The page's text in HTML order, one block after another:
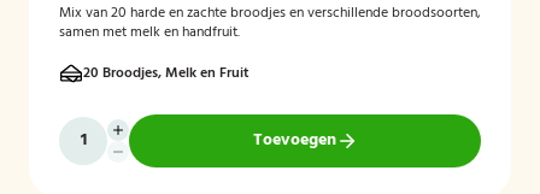
Mix van 20 harde en zachte broodjes en verschillende broodsoorten,
samen met melk en handfruit.
20 Broodjes, Melk en Fruit
Toevoegen